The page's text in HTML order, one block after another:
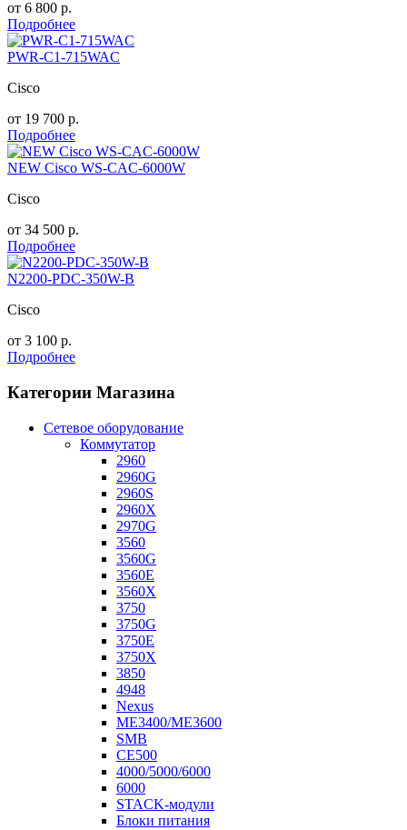
от 6 800 р.
Подробнее
PWR-C1-715WAC
Cisco
от 19 700 р.
Подробнее
NEW Cisco WS-CAC-6000W
Cisco
от 34 500 р.
Подробнее
N2200-PDC-350W-B
Cisco
от 3 100 р.
Подробнее
Категории Магазина
Сетевое оборудование
Коммутатор
2960
2960G
2960S
2960X
2970G
3560
3560G
3560E
3560X
3750
3750G
3750E
3750X
3850
4948
Nexus
ME3400/ME3600
SMB
CE500
4000/5000/6000
6000
STACK-модули
Блоки питания